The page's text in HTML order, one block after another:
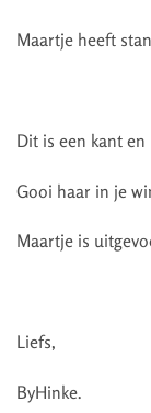
Maartje heeft
Dit is een kant
Gooi haar in je
Maartje is
Liefs,
ByHinke.